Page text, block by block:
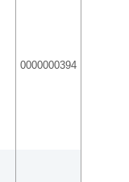
0000000394